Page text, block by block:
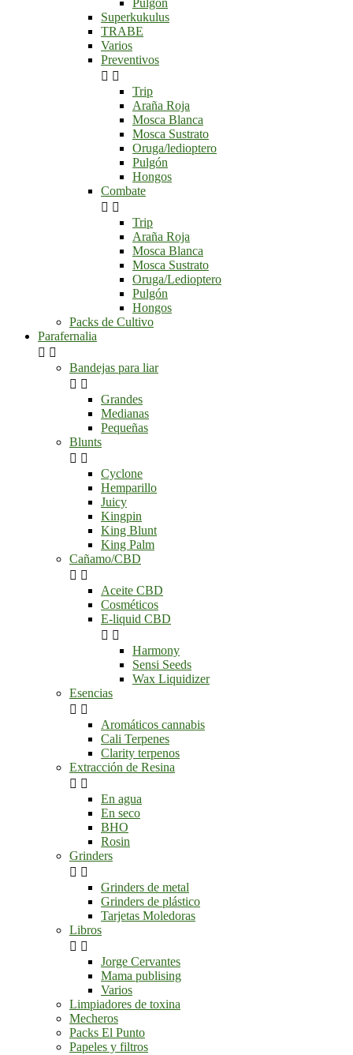
Superkukulus
TRABE
Varios
Preventivos
 
Trip
Araña Roja
Mosca Blanca
Mosca Sustrato
Oruga/ledioptero
Pulgón
Hongos
Combate
 
Trip
Araña Roja
Mosca Blanca
Mosca Sustrato
Oruga/Ledioptero
Pulgón
Hongos
Packs de Cultivo
Parafernalia
 
Bandejas para liar
 
Grandes
Medianas
Pequeñas
Blunts
 
Cyclone
Hemparillo
Juicy
Kingpin
King Blunt
King Palm
Cañamo/CBD
 
Aceite CBD
Cosméticos
E-liquid CBD
 
Harmony
Sensi Seeds
Wax Liquidizer
Esencias
 
Aromáticos cannabis
Cali Terpenes
Clarity terpenos
Extracción de Resina
 
En agua
En seco
BHO
Rosin
Grinders
 
Grinders de metal
Grinders de plástico
Tarjetas Moledoras
Libros
 
Jorge Cervantes
Mama publising
Varios
Limpiadores de toxina
Mecheros
Packs El Punto
Papeles y filtros